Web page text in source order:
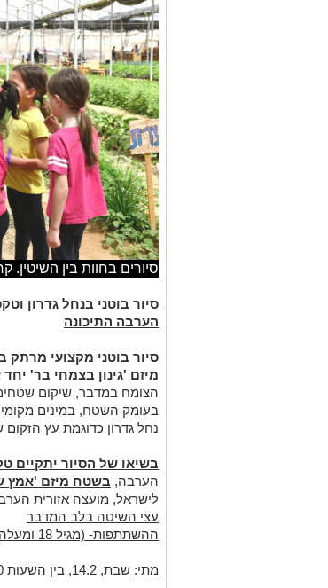
סיורים בחוות בין השיטין.
סיור בוטני בנחל גדרון
הערבה התיכונה
סיור בוטני מקצועי
מיזם 'גינון בצמחי בר'
הצומח במדבר, שיקום
בעומק השטח, במינים
נחל גדרון כדוגמת עץ
בשיאו של הסיור יתקיים
הערבה, בשטח מיזם 'אמץ
לישראל, מועצה אזורית
עצי השיטה בלב המדבר
ההשתתפות- (מגיל 18 ומעלה)-
מתי: שבת, 14.2, בין השעות 13:00-10:00